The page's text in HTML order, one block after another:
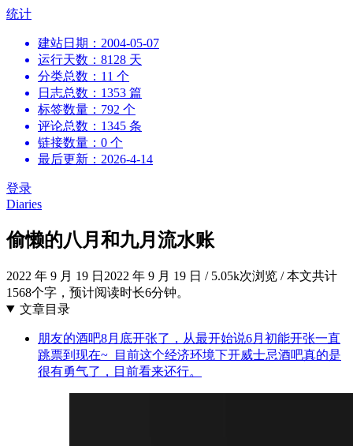
跳
统计
建站日期：2004-05-07
运行天数：8128 天
分类总数：11 个
日志总数：1353 篇
标签数量：792 个
评论总数：1345 条
链接数量：0 个
最后更新：2026-4-14
登录
Diaries
偷懒的八月和九月流水账
2022 年 9 月 19 日 2022 年 9 月 19 日 /5.05k次浏览 /本文共计
1568个字，预计阅读时长6分钟。
文章目录
朋友的酒吧8月底开张了，从最开始说6月初能开张一直
跳票到现在~ 目前这个经济环境下开威士忌酒吧真的是
很有勇气了，目前看来还行。